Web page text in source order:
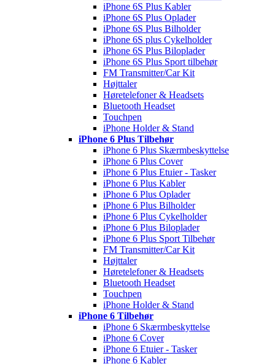
iPhone 6S Plus Kabler
iPhone 6S Plus Oplader
iPhone 6S Plus Bilholder
iPhone 6S plus Cykelholder
iPhone 6S Plus Biloplader
iPhone 6S Plus Sport tilbehør
FM Transmitter/Car Kit
Højttaler
Høretelefoner & Headsets
Bluetooth Headset
Touchpen
iPhone Holder & Stand
iPhone 6 Plus Tilbehør
iPhone 6 Plus Skærmbeskyttelse
iPhone 6 Plus Cover
iPhone 6 Plus Etuier - Tasker
iPhone 6 Plus Kabler
iPhone 6 Plus Oplader
iPhone 6 Plus Bilholder
iPhone 6 Plus Cykelholder
iPhone 6 Plus Biloplader
iPhone 6 Plus Sport Tilbehør
FM Transmitter/Car Kit
Højttaler
Høretelefoner & Headsets
Bluetooth Headset
Touchpen
iPhone Holder & Stand
iPhone 6 Tilbehør
iPhone 6 Skærmbeskyttelse
iPhone 6 Cover
iPhone 6 Etuier - Tasker
iPhone 6 Kabler